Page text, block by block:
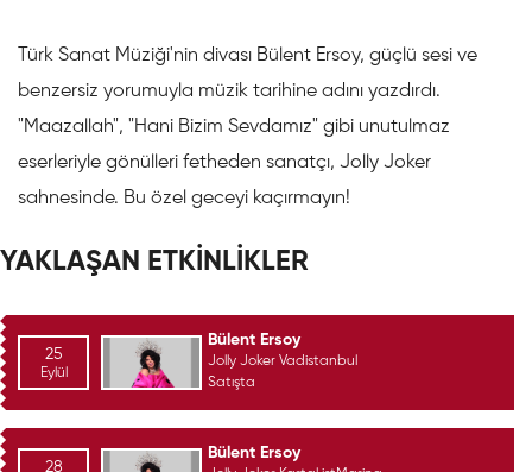
Türk Sanat Müziği'nin divası Bülent Ersoy, güçlü sesi ve
benzersiz yorumuyla müzik tarihine adını yazdırdı.
"Maazallah", "Hani Bizim Sevdamız" gibi unutulmaz
eserleriyle gönülleri fetheden sanatçı, Jolly Joker
sahnesinde. Bu özel geceyi kaçırmayın!
YAKLAŞAN ETKİNLİKLER
Bülent Ersoy
Jolly Joker Vadistanbul
Satışta
25
Eylül
Bülent Ersoy
28